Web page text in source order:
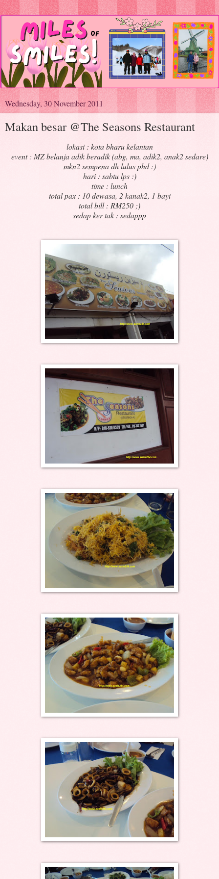
Wednesday, 30 November 2011
Makan besar @The Seasons Restaurant
lokasi : kota bharu kelantan
event : MZ belanja adik beradik (abg, ma, adik2, anak2 sedare)
mkn2 sempena dh lulus phd :)
hari : sabtu lps :)
time : lunch
total pax : 10 dewasa, 2 kanak2, 1 bayi
total bill : RM250 ;)
sedap ker tak : sedappp